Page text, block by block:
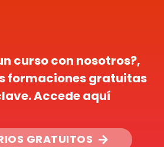
curso con nosotros?,
formaciones gratuitas
Accede aquí
GRATUITOS